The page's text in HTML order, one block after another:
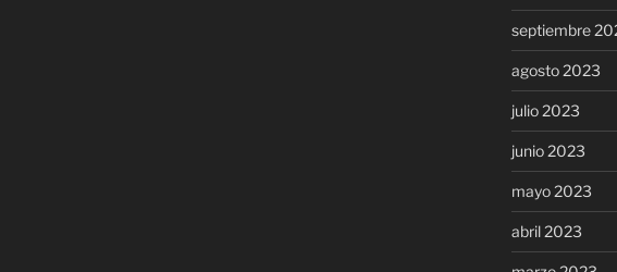
septiembre
agosto 2023
julio 2023
junio 2023
mayo 2023
abril 2023